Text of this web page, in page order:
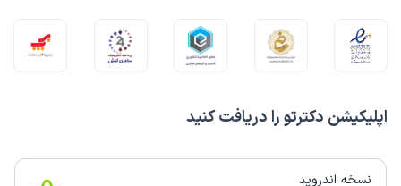
اپلیکیشن دکترتو را دریافت کنید
نسخه اندروید